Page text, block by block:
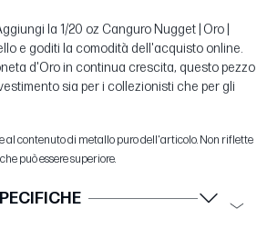
la 1/20 oz Canguro Nugget | Oro |
e goditi la comodità dell'acquisto online.
d'Oro in continua crescita, questo pezzo
sia per i collezionisti che per gli
al contenuto di metallo puro dell'articolo. Non riflette
può essere superiore.